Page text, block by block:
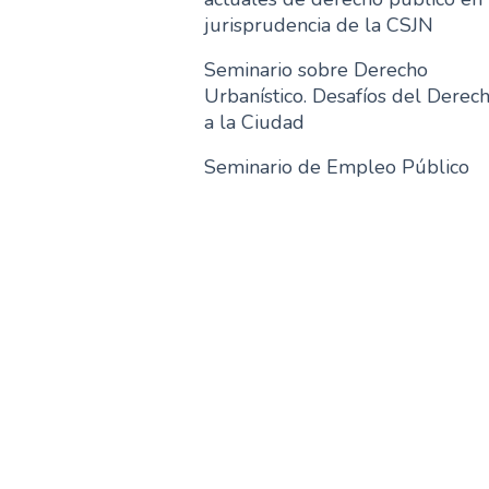
jurisprudencia de la CSJN
Seminario sobre Derecho
Urbanístico. Desafíos del
a la Ciudad
Seminario de Empleo Público